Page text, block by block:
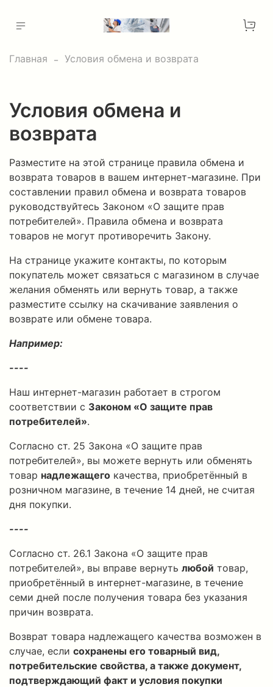
Главная Условия обмена и возврата
Условия обмена и
возврата
Разместите на этой странице правила обмена и
возврата товаров в вашем интернет-магазине. При
составлении правил обмена и возврата товаров
руководствуйтесь Законом «О защите прав
потребителей». Правила обмена и возврата
товаров не могут противоречить Закону.
На странице укажите контакты, по которым
покупатель может связаться с магазином в случае
желания обменять или вернуть товар, а также
разместите ссылку на скачивание заявления о
возврате или обмене товара.
Например:
----
Наш интернет-магазин работает в строгом
соответствии с Законом «О защите прав
потребителей».
Согласно ст. 25 Закона «О защите прав
потребителей», вы можете вернуть или обменять
товар надлежащего качества, приобретённый в
розничном магазине, в течение 14 дней, не считая
дня покупки.
----
Согласно ст. 26.1 Закона «О защите прав
потребителей», вы вправе вернуть любой товар,
приобретённый в интернет-магазине, в течение
семи дней после получения товара без указания
причин возврата.
Возврат товара надлежащего качества возможен в
случае, если сохранены его товарный вид,
потребительские свойства, а также документ,
подтверждающий факт и условия покупки